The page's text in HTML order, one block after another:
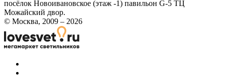
посёлок Новоивановское (этаж -1) павильон G-5 ТЦ
Можайский двор.
© Москва, 2009 – 2026